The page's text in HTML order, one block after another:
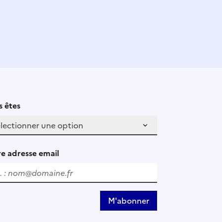
êtes
adresse email
M'abonner